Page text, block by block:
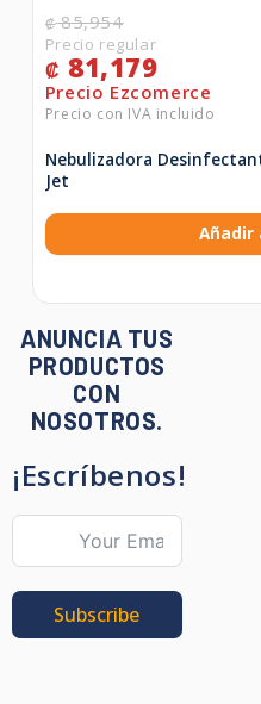
₡85,954
₡ 81,179
Nebulizadora
Jet
Añadir
ANUNCIA TUS
PRODUCTOS
CON
NOSOTROS.
¡Escríbenos!
Subscribe